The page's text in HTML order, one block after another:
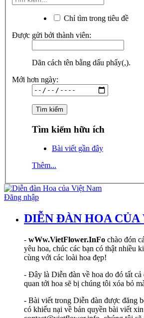
Chỉ tìm trong tiêu đề
Được gửi bởi thành viên:
Dãn cách tên bằng dấu phẩy(,).
Mới hơn ngày:
Tìm kiếm hữu ích
Bài viết gần đây
Thêm...
Đăng nhập
DIỄN ĐÀN HOA
- wWw.VietFlower.InFo chào đón
yêu hoa, chúc các bạn có thật nhiều
cùng với các loài hoa đẹp!
- Đây là Diễn đàn về hoa do đó tất
quan tới hoa sẽ bị chúng tôi xóa bỏ
- Bài viết trong Diễn đàn được đăng
có khiếu nại về bản quyền bài viết